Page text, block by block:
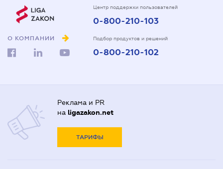
О КОМПАНИИ
Центр поддержки пользователей
0-800-210-103
Подбор продуктов и решений
0-800-210-102
Реклама и PR
на ligazakon.net
ТАРИФЫ